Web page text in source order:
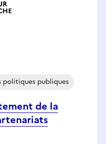
de la
publiques